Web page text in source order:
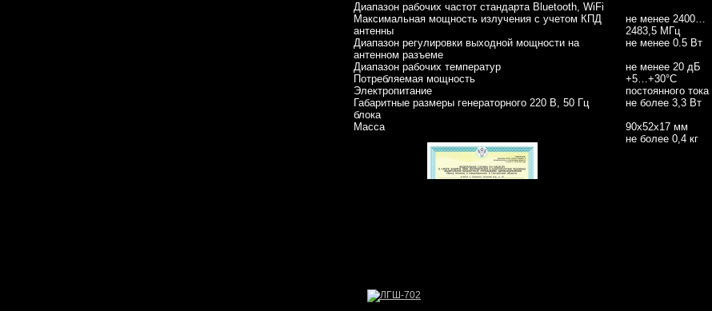
Диапазон рабочих частот стандарта Bluetooth, WiFi
не менее 2400…
2483,5 МГц
Максимальная мощность излучения с учетом КПД
антенны
не менее 0.5 Вт
Диапазон регулировки выходной мощности на
антенном разъеме
не менее 20 дБ
Диапазон рабочих температур
+5…+30°C
Потребляемая мощность
постоянного тока
не более 3,3 Вт
Электропитание
220 В, 50 Гц
Габаритные размеры генераторного
блока
90х52х17 мм
Масса
не более 0,4 кг